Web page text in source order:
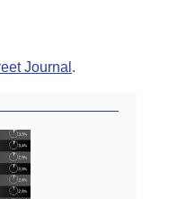
Journal .